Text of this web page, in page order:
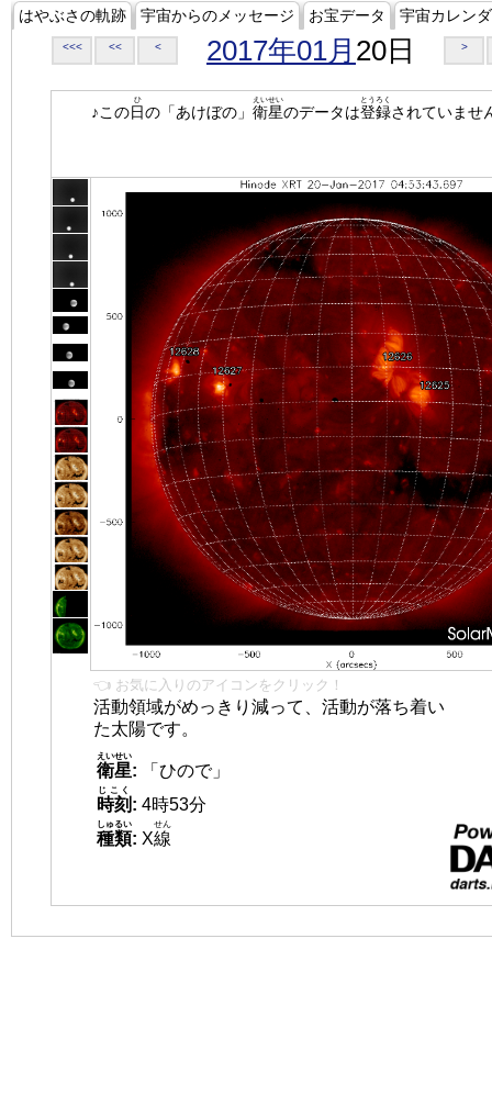
はやぶさの軌跡 宇宙からのメッセージ お宝データ 宇宙カレン
<<< << < 2017年01月 20日 >
♪この日
ひ
の「あけぼの」 衛星
えいせい
のデータは登録
とうろく
されていませ
👈 お気に入りのアイコンをクリック！
活動領域がめっきり減って、活動が落ち着い
た太陽です。
衛星
えいせい
:
「ひので」
時刻
じこく
: 4時53分
種類
しゅるい
: X線
せん